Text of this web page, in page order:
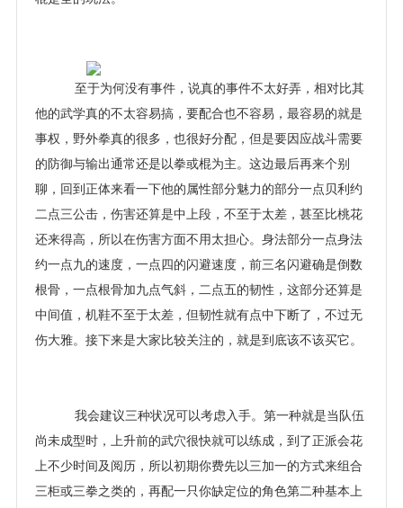
至于为何没有事件，说真的事件不太好弄，相对比其
他的武学真的不太容易搞，要配合也不容易，最容易的就是
事权，野外拳真的很多，也很好分配，但是要因应战斗需要
的防御与输出通常还是以拳或棍为主。这边最后再来个别
聊，回到正体来看一下他的属性部分魅力的部分一点贝利约
二点三公击，伤害还算是中上段，不至于太差，甚至比桃花
还来得高，所以在伤害方面不用太担心。身法部分一点身法
约一点九的速度，一点四的闪避速度，前三名闪避确是倒数
根骨，一点根骨加九点气斜，二点五的韧性，这部分还算是
中间值，机鞋不至于太差，但韧性就有点中下断了，不过无
伤大雅。接下来是大家比较关注的，就是到底该不该买它。
我会建议三种状况可以考虑入手。第一种就是当队伍
尚未成型时，上升前的武穴很快就可以练成，到了正派会花
上不少时间及阅历，所以初期你费先以三加一的方式来组合
三柜或三拳之类的，再配一只你缺定位的角色第二种基本上